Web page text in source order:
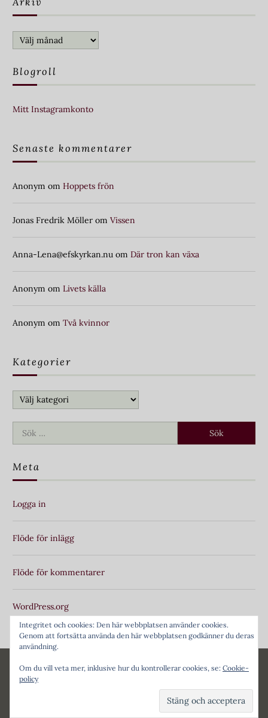
Arkiv
Blogroll
Mitt Instagramkonto
Senaste kommentarer
Anonym om Hoppets frön
Jonas Fredrik Möller om Vissen
Anna-Lena@efskyrkan.nu om Där tron kan växa
Anonym om Livets källa
Anonym om Två kvinnor
Kategorier
Kategorier
efter:
Meta
Logga in
Flöde för inlägg
Flöde för kommentarer
WordPress.org
© 2026 Morgonluft
Integritet och cookies: Den här webbplatsen använder cookies.
Genom att fortsätta använda den här webbplatsen godkänner du deras
användning.
Om du vill veta mer, inklusive hur du kontrollerar cookies, se: Cookie-
policy